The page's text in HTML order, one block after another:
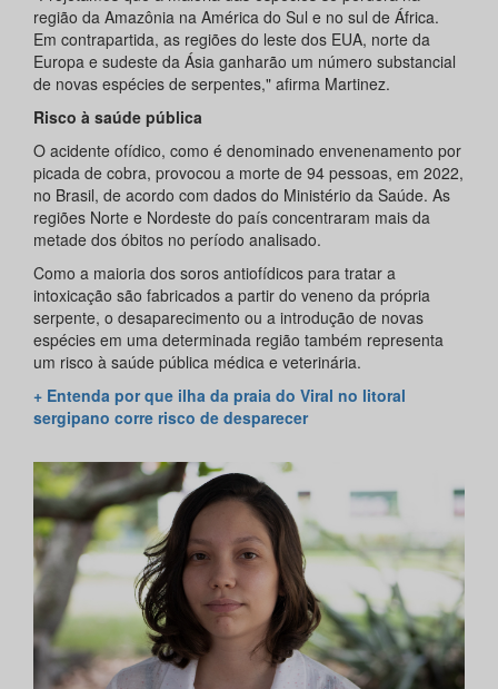
região da Amazônia na América do Sul e no sul de África.
Em contrapartida, as regiões do leste dos EUA, norte da
Europa e sudeste da Ásia ganharão um número substancial
de novas espécies de serpentes," afirma Martinez.
Risco à saúde pública
O acidente ofídico, como é denominado envenenamento por
picada de cobra, provocou a morte de 94 pessoas, em 2022,
no Brasil, de acordo com dados do Ministério da Saúde. As
regiões Norte e Nordeste do país concentraram mais da
metade dos óbitos no período analisado.
Como a maioria dos soros antiofídicos para tratar a
intoxicação são fabricados a partir do veneno da própria
serpente, o desaparecimento ou a introdução de novas
espécies em uma determinada região também representa
um risco à saúde pública médica e veterinária.
+ Entenda por que ilha da praia do Viral no litoral
sergipano corre risco de desparecer